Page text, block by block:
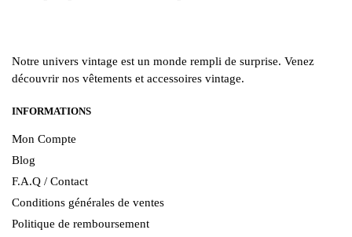
Notre univers vintage est un monde rempli de surprise. Venez
découvrir nos vêtements et accessoires vintage.
INFORMATIONS
Mon Compte
Blog
F.A.Q / Contact
Conditions générales de ventes
Politique de remboursement